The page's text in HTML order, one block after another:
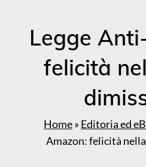
Legge
felicità
Home» Editoria ed
Amazon: felicità